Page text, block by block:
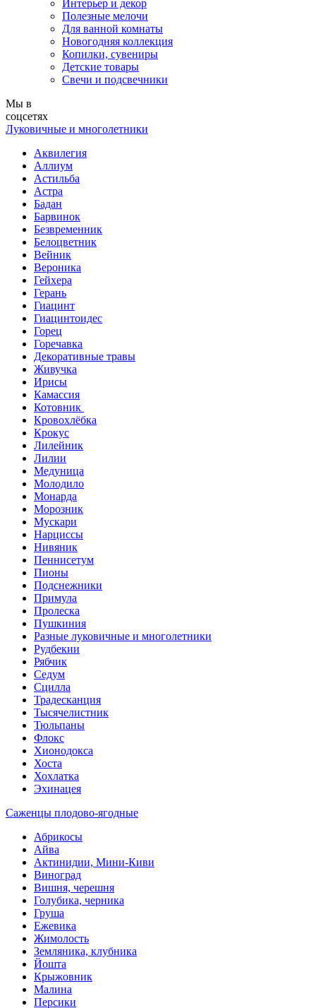
Интерьер и декор
Полезные мелочи
Для ванной комнаты
Новогодняя коллекция
Копилки, сувениры
Детские товары
Свечи и подсвечники
Мы в
соцсетях
Луковичные и многолетники
Аквилегия
Аллиум
Астильба
Астра
Бадан
Барвинок
Безвременник
Белоцветник
Вейник
Вероника
Гейхера
Герань
Гиацинт
Гиацинтоидес
Горец
Горечавка
Декоративные травы
Живучка
Ирисы
Камассия
Котовник
Кровохлёбка
Крокус
Лилейник
Лилии
Медуница
Молодило
Монарда
Морозник
Мускари
Нарциссы
Нивяник
Пеннисетум
Пионы
Подснежники
Примула
Пролеска
Пушкиния
Разные луковичные и многолетники
Рудбекии
Рябчик
Седум
Сцилла
Традесканция
Тысячелистник
Тюльпаны
Флокс
Хионодокса
Хоста
Хохлатка
Эхинацея
Саженцы плодово-ягодные
Абрикосы
Айва
Актинидии, Мини-Киви
Виноград
Вишня, черешня
Голубика, черника
Груша
Ежевика
Жимолость
Земляника, клубника
Йошта
Крыжовник
Малина
Персики